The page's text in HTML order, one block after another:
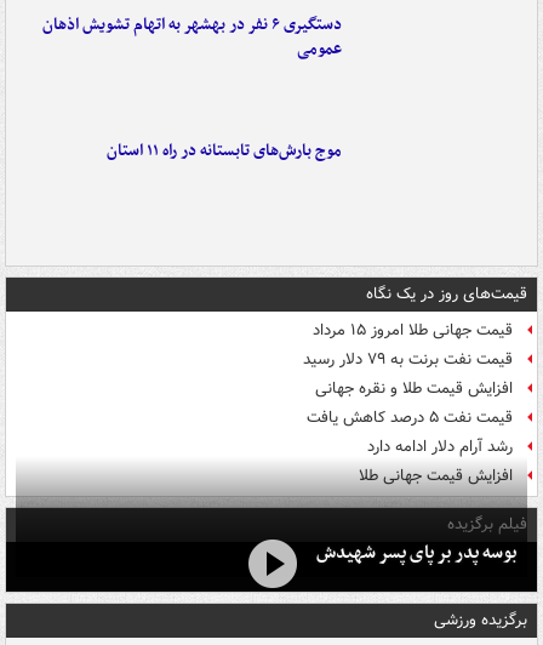
دستگیری ۶ نفر در بهشهر به اتهام تشویش اذهان
عمومی
موج بارش‌های تابستانه در راه ۱۱ استان
قیمت‌های روز در یک نگاه
قیمت جهانی طلا امروز ۱۵ مرداد
قیمت نفت برنت به ۷۹ دلار رسید
افزایش قیمت طلا و نقره جهانی
قیمت نفت ۵ درصد کاهش یافت
رشد آرام دلار ادامه دارد
افزایش قیمت جهانی طلا
فیلم برگزیده
بوسه‌ پدر بر پای پسر شهیدش
برگزیده ورزشی